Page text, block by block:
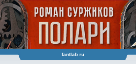
fantlab ru